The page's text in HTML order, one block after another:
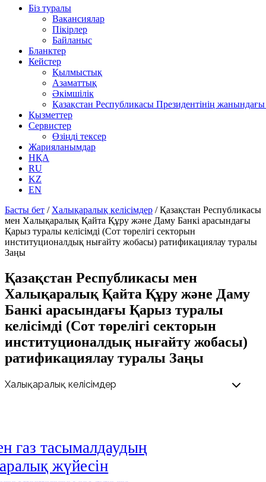
Біз туралы
Вакансиялар
Пікірлер
Байланыс
Бланктер
Кейстер
Қылмыстық
Азаматтық
Әкімшілік
Қазақстан Республикасы Президентінің
Қызметтер
Сервистер
Өзіңді тексер
Жарияланымдар
НҚА
RU
KZ
EN
Басты бет / Халықаралық келісімдер /Қазақстан Республикасы
мен Халықаралық Қайта Құру және Даму Банкі арасындағы
Қарыз туралы келісімді (Сот төрелігі секторын
институционалдық нығайту жобасы) ратификациялау туралы
Заңы
Қазақстан Республикасы мен
Халықаралық Қайта Құру және Даму
Банкі арасындағы Қарыз туралы
келісімді (Сот төрелігі секторын
институционалдық нығайту жобасы)
ратификациялау туралы Заңы
газ тасымалдаудың
жүйесін